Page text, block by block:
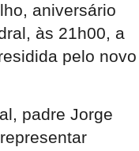
aniversário
às 21h00, a
pelo novo
padre Jorge